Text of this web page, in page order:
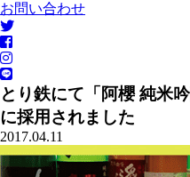
お問い合わせ
とり鉄にて「阿櫻 純米
に採用されました
2017.04.11